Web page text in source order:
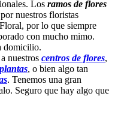
Los ramos de flores
nuestros floristas
por lo que siempre
con mucho mimo.
domicilio.
nuestros centros de flores,
, o bien algo tan
. Tenemos una gran
Seguro que hay algo que